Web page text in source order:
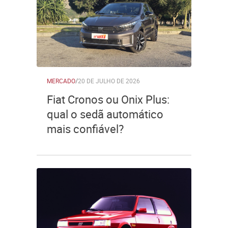
MERCADO/20 DE JULHO DE 2026
Fiat Cronos ou Onix Plus:
qual o sedã automático
mais confiável?